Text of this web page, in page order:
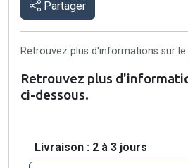
Partager
Retrouvez plus d'informations sur
Retrouvez plus
ci-dessous.
Livraison : 2 à 3 jours